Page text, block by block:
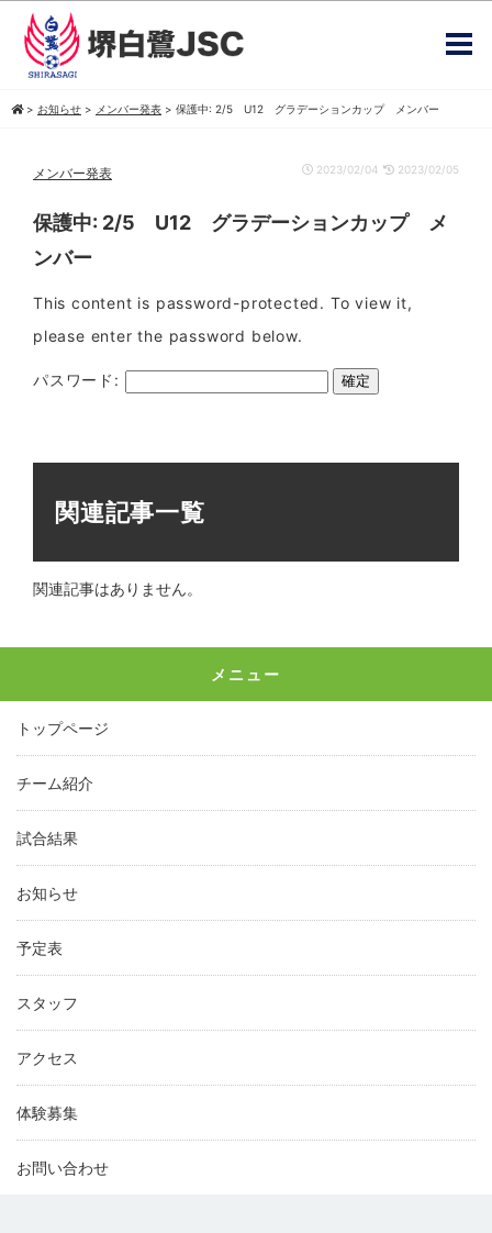
> お知らせ > メンバー発表 > 保護中: 2/5 U12 グラデーションカップ メンバー
メンバー発表 2023/02/04 2023/02/05
保護中: 2/5 U12 グラデーションカップ メ
ンバー
This content is password-protected. To view it,
please enter the password below.
パスワード:
関連記事一覧
関連記事はありません。
メニュー
トップページ
チーム紹介
試合結果
お知らせ
予定表
スタッフ
アクセス
体験募集
お問い合わせ